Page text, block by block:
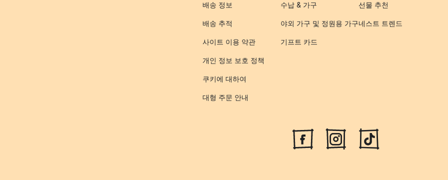
배송 정보
배송 추적
사이트 이용 약관
개인 정보 보호 정책
쿠키에 대하여
대형 주문 안내
수납 & 가구
야외 가구 및 정원용 가구
기프트 카드
선물 추천
네스트 트렌드